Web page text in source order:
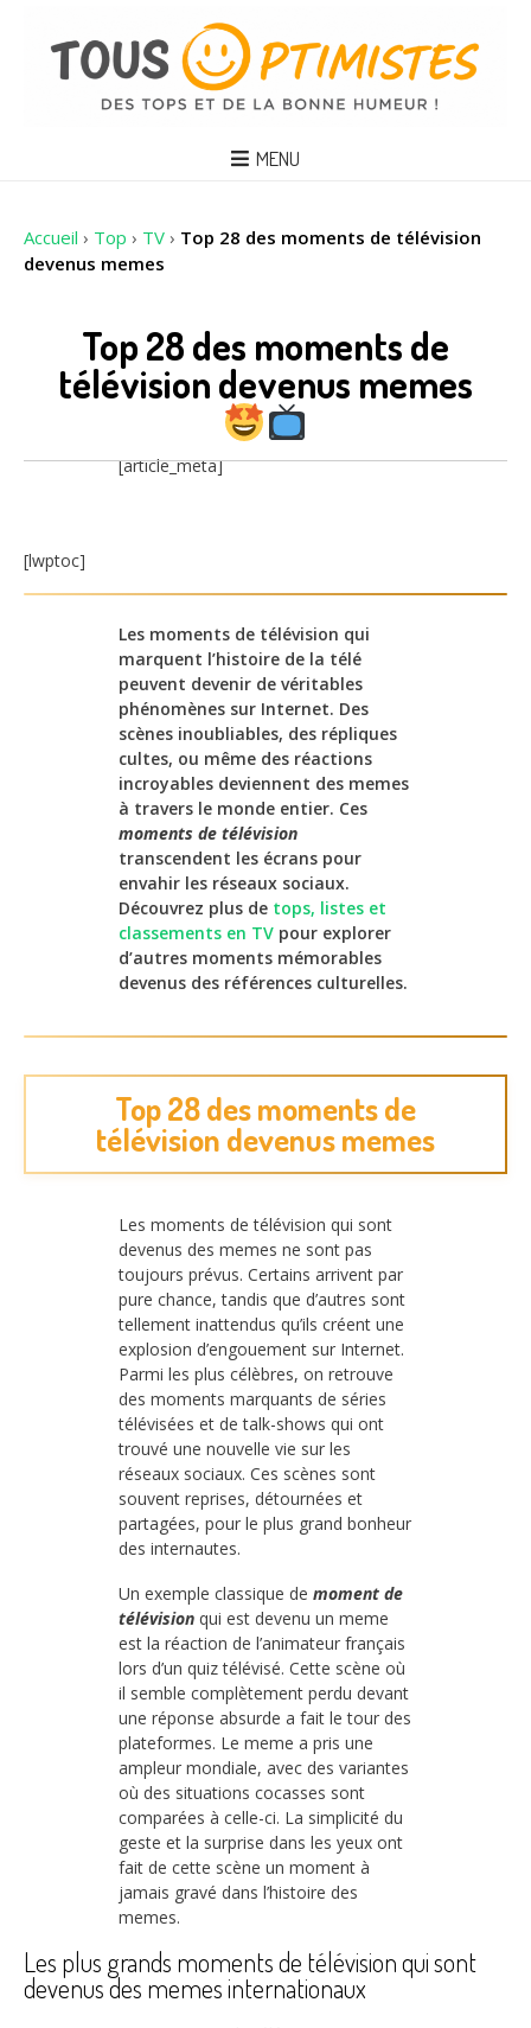
MENU
Accueil › Top › TV › Top 28 des moments de télévision
devenus memes
Top 28 des moments de
télévision devenus memes
[article_meta]
[lwptoc]
Les moments de télévision qui
marquent l’histoire de la télé
peuvent devenir de véritables
phénomènes sur Internet. Des
scènes inoubliables, des répliques
cultes, ou même des réactions
incroyables deviennent des memes
à travers le monde entier. Ces
moments de télévision
transcendent les écrans pour
envahir les réseaux sociaux.
Découvrez plus de tops, listes et
classements en TV pour explorer
d’autres moments mémorables
devenus des références culturelles.
Top 28 des moments de
télévision devenus memes
Les moments de télévision qui sont
devenus des memes ne sont pas
toujours prévus. Certains arrivent par
pure chance, tandis que d’autres sont
tellement inattendus qu’ils créent une
explosion d’engouement sur Internet.
Parmi les plus célèbres, on retrouve
des moments marquants de séries
télévisées et de talk-shows qui ont
trouvé une nouvelle vie sur les
réseaux sociaux. Ces scènes sont
souvent reprises, détournées et
partagées, pour le plus grand bonheur
des internautes.
Un exemple classique de moment de
télévision qui est devenu un meme
est la réaction de l’animateur français
lors d’un quiz télévisé. Cette scène où
il semble complètement perdu devant
une réponse absurde a fait le tour des
plateformes. Le meme a pris une
ampleur mondiale, avec des variantes
où des situations cocasses sont
comparées à celle-ci. La simplicité du
geste et la surprise dans les yeux ont
fait de cette scène un moment à
jamais gravé dans l’histoire des
memes.
Les plus grands moments de télévision qui sont
devenus des memes internationaux